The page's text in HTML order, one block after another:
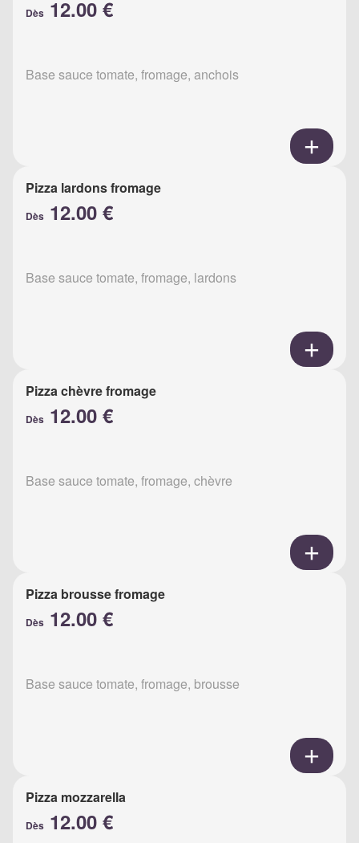
Dès 12.00 €
Base sauce tomate, fromage, anchois
Pizza lardons fromage
Dès 12.00 €
Base sauce tomate, fromage, lardons
Pizza chèvre fromage
Dès 12.00 €
Base sauce tomate, fromage, chèvre
Pizza brousse fromage
Dès 12.00 €
Base sauce tomate, fromage, brousse
Pizza mozzarella
Dès 12.00 €